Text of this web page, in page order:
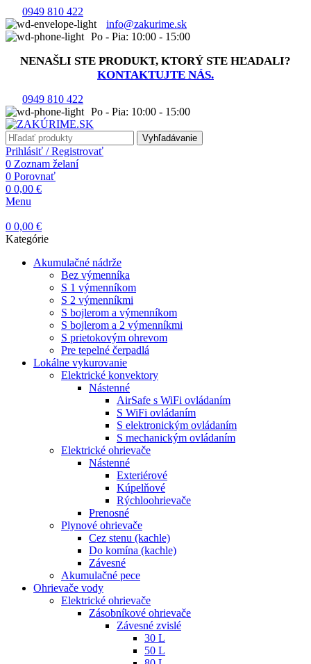
0949 810 422
info@zakurime.sk
Po - Pia: 10:00 - 15:00
NENAŠLI STE PRODUKT, KTORÝ STE HĽADALI?
KONTAKTUJTE NÁS.
0949 810 422
Po - Pia: 10:00 - 15:00
Vyhľadávanie
Prihlásiť / Registrovať
0 Zoznam želaní
0 Porovnať
0 0,00 €
Menu
0 0,00 €
Kategórie
Akumulačné nádrže
Bez výmenníka
S 1 výmenníkom
S 2 výmenníkmi
S bojlerom a výmenníkom
S bojlerom a 2 výmenníkmi
S prietokovým ohrevom
Pre tepelné čerpadlá
Lokálne vykurovanie
Elektrické konvektory
Nástenné
AirSafe s WiFi ovládaním
S WiFi ovládaním
S elektronickým ovládaním
S mechanickým ovládaním
Elektrické ohrievače
Nástenné
Exteriérové
Kúpelňové
Rýchloohrievače
Prenosné
Plynové ohrievače
Cez stenu (kachle)
Do komína (kachle)
Závesné
Akumulačné pece
Ohrievače vody
Elektrické ohrievače
Zásobníkové ohrievače
Závesné zvislé
30 L
50 L